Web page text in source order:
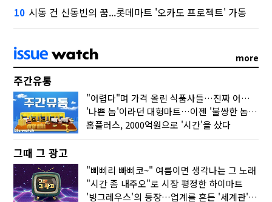
10 시동 건 신동빈의 꿈...롯데마트 '오카도 프로젝트' 가동
more
주간유통
"어렵다"며 가격 올린 식품사들…진짜 어려운 거 맞아?
'나쁜 놈'이라던 대형마트…이젠 '불쌍한 놈' 됐다
홈플러스, 2000억원으로 '시간'을 샀다
그때 그 광고
"삐삐리 빠삐코~" 여름이면 생각나는 그 노래
"시간 좀 내주오"로 시장 평정한 하이마트
'빙그레우스'의 등장…업계를 흔든 '세계관' 마케팅